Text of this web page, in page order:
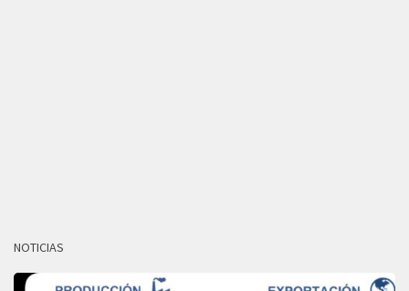
NOTICIAS